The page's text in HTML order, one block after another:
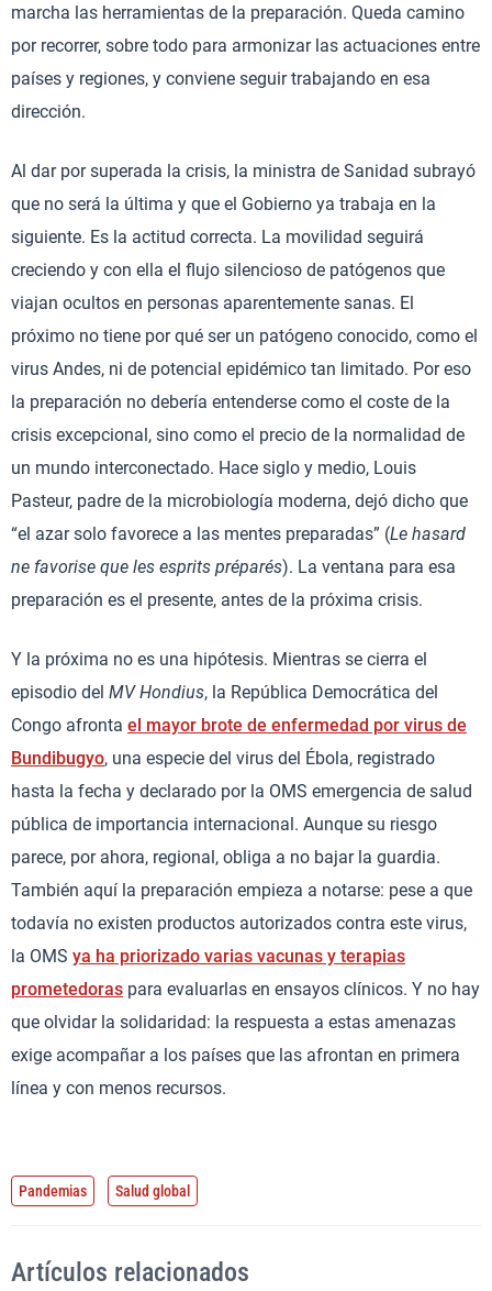
marcha las herramientas de la preparación. Queda camino
por recorrer, sobre todo para armonizar las actuaciones entre
países y regiones, y conviene seguir trabajando en esa
dirección.
Al dar por superada la crisis, la ministra de Sanidad subrayó
que no será la última y que el Gobierno ya trabaja en la
siguiente. Es la actitud correcta. La movilidad seguirá
creciendo y con ella el flujo silencioso de patógenos que
viajan ocultos en personas aparentemente sanas. El
próximo no tiene por qué ser un patógeno conocido, como el
virus Andes, ni de potencial epidémico tan limitado. Por eso
la preparación no debería entenderse como el coste de la
crisis excepcional, sino como el precio de la normalidad de
un mundo interconectado. Hace siglo y medio, Louis
Pasteur, padre de la microbiología moderna, dejó dicho que
“el azar solo favorece a las mentes preparadas” (Le hasard
ne favorise que les esprits préparés). La ventana para esa
preparación es el presente, antes de la próxima crisis.
Y la próxima no es una hipótesis. Mientras se cierra el
episodio del MV Hondius, la República Democrática del
Congo afronta el mayor brote de enfermedad por virus de
Bundibugyo, una especie del virus del Ébola, registrado
hasta la fecha y declarado por la OMS emergencia de salud
pública de importancia internacional. Aunque su riesgo
parece, por ahora, regional, obliga a no bajar la guardia.
También aquí la preparación empieza a notarse: pese a que
todavía no existen productos autorizados contra este virus,
la OMS ya ha priorizado varias vacunas y terapias
prometedoras para evaluarlas en ensayos clínicos. Y no hay
que olvidar la solidaridad: la respuesta a estas amenazas
exige acompañar a los países que las afrontan en primera
línea y con menos recursos.
Pandemias Salud global
Artículos relacionados